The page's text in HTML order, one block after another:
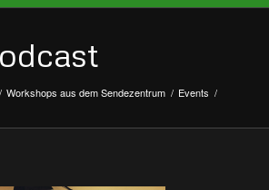
/ Workshops aus dem Sendezentrum / Events /